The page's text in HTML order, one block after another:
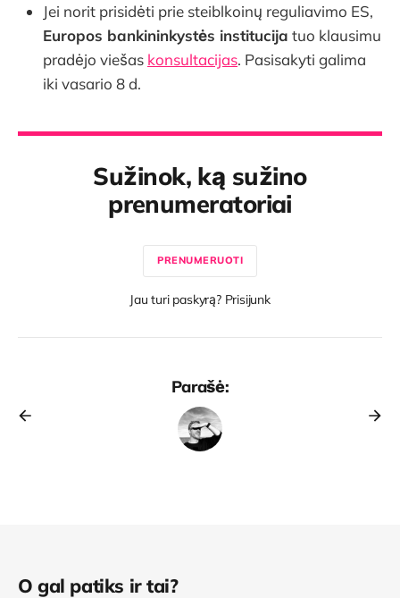
Jei norit prisidėti prie steiblkoinų reguliavimo ES,
Europos bankininkystės institucija tuo klausimu
pradėjo viešas konsultacijas. Pasisakyti galima
iki vasario 8 d.
Sužinok, ką sužino
prenumeratoriai
PRENUMERUOTI
Jau turi paskyrą? Prisijunk
Parašė:
O gal patiks ir tai?